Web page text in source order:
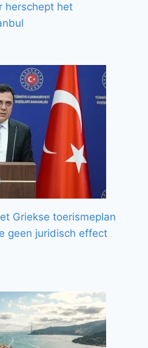
herschept het
Griekse toerismeplan
geen juridisch effect